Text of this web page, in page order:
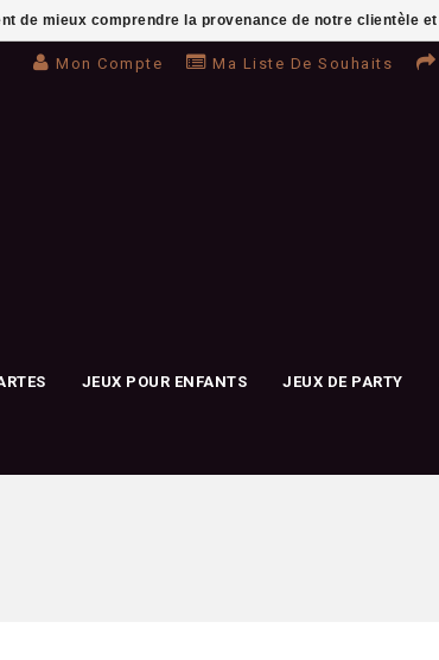
Mon Compte Ma Liste De Souhaits
JEUX POUR ENFANTS JEUX DE PARTY
mieux comprendre la provenance de notre clientèle